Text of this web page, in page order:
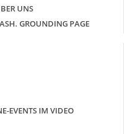
UNS
GROUNDING PAGE
EVENTS IM VIDEO